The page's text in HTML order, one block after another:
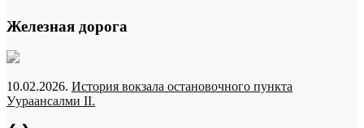
Железная дорога
10.02.2026. История вокзала остановочного пункта
Уураансалми II.